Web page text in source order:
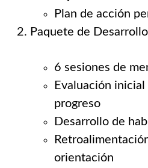
Plan de acción
Paquete de
6 sesiones de
Evaluación
progreso
Desarrollo de
orientación